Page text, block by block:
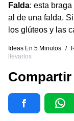
Falda: esta
al de una falda.
los glúteos y las
Ideas En 5 Minutos /
llevarlos